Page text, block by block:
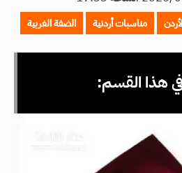
مناسبات أردنية الضفة الغربية
في هذا القسم: